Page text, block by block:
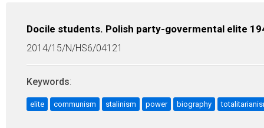
Docile students. Polish party-govermental elite
2014/15/N/HS6/04121
Keywords:
elite communism stalinism power biography